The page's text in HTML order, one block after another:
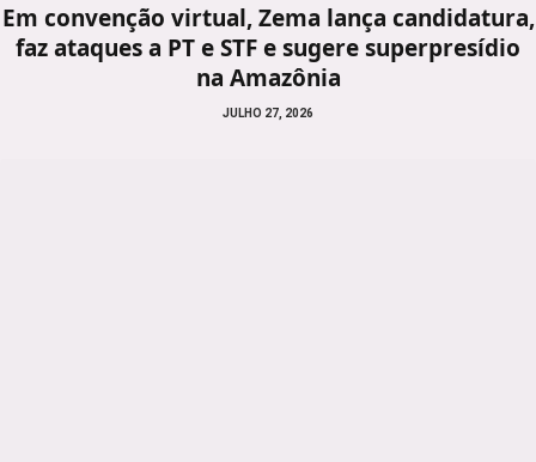
Em convenção virtual, Zema lança candidatura,
faz ataques a PT e STF e sugere superpresídio
na Amazônia
JULHO 27, 2026